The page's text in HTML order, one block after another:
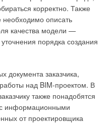
корректно. Также
необходимо описать
качества модели —
порядка создания
документа заказчика,
над BIM-проектом. В
также понадобятся
с информационными
от проектировщика
проверку
совершенно
заказчику
в интерфейс
в дальнейшем
связанные
в модель со стороны